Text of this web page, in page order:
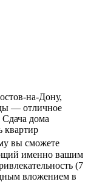
на-Дону,
— отличное
дома
квартир
вы сможете
именно вашим
(7
вложением в